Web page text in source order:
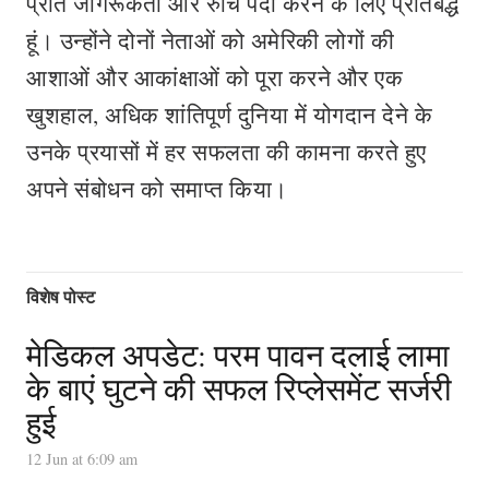
हूं। उन्होंने दोनों नेताओं को अमेरिकी लोगों की
आशाओं और आकांक्षाओं को पूरा करने और एक
खुशहाल, अधिक शांतिपूर्ण दुनिया में योगदान देने के
उनके प्रयासों में हर सफलता की कामना करते हुए
अपने संबोधन को समाप्त किया।
विशेष पोस्ट
मेडिकल अपडेट: परम पावन दलाई लामा
के बाएं घुटने की सफल रिप्लेसमेंट सर्जरी
हुई
12 Jun at 6:09 am